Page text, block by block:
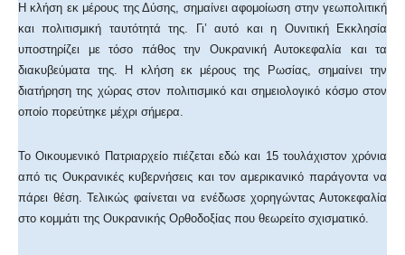
Η κλήση εκ μέρους της Δύσης, σημαίνει αφομοίωση στην γεωπολιτική
και πολιτισμική ταυτότητά της. Γι’ αυτό και η Ουνιτική Εκκλησία
υποστηρίζει με τόσο πάθος την Ουκρανική Αυτοκεφαλία και τα
διακυβεύματα της. Η κλήση εκ μέρους της Ρωσίας, σημαίνει την
διατήρηση της χώρας στον πολιτισμικό και σημειολογικό κόσμο στον
οποίο πορεύτηκε μέχρι σήμερα.
Το Οικουμενικό Πατριαρχείο πιέζεται εδώ και 15 τουλάχιστον χρόνια
από τις Ουκρανικές κυβερνήσεις και τον αμερικανικό παράγοντα να
πάρει θέση. Τελικώς φαίνεται να ενέδωσε χορηγώντας Αυτοκεφαλία
στο κομμάτι της Ουκρανικής Ορθοδοξίας που θεωρείτο σχισματικό.